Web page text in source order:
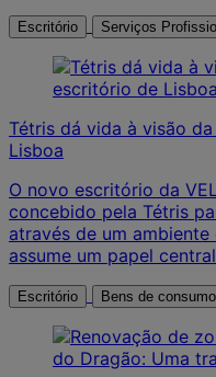
Escritório Serviços
Tétris dá vida à visão
Lisboa
O novo escritório da
concebido pela Tétris
através de um
assume um papel
Escritório Bens de consumo